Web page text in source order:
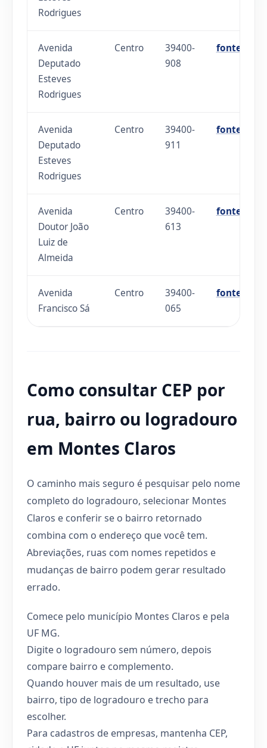
Rodrigues
Avenida
Deputado
Esteves
Rodrigues
Centro
39400-
908
fonte
Avenida
Deputado
Esteves
Rodrigues
Centro
39400-
911
fonte
Avenida
Doutor João
Luiz de
Almeida
Centro
39400-
613
fonte
Avenida
Francisco Sá
Centro
39400-
065
fonte
Como consultar CEP por
rua, bairro ou logradouro
em Montes Claros
O caminho mais seguro é pesquisar pelo nome
completo do logradouro, selecionar Montes
Claros e conferir se o bairro retornado
combina com o endereço que você tem.
Abreviações, ruas com nomes repetidos e
mudanças de bairro podem gerar resultado
errado.
Comece pelo município Montes Claros e pela
UF MG.
Digite o logradouro sem número, depois
compare bairro e complemento.
Quando houver mais de um resultado, use
bairro, tipo de logradouro e trecho para
escolher.
Para cadastros de empresas, mantenha CEP,